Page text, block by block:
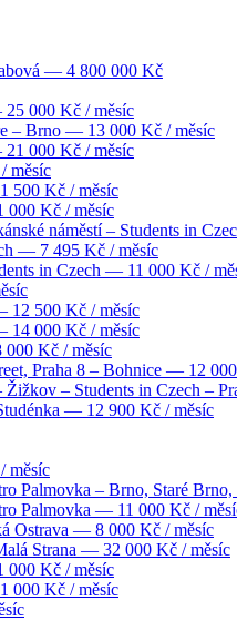
— 4 800 000 Kč
000 Kč / měsíc
– Brno — 13 000 Kč / měsíc
000 Kč / měsíc
měsíc
Kč / měsíc
Kč / měsíc
náměstí – Students in
— 7 495 Kč / měsíc
in Czech — 11 000 Kč /
12 500 Kč / měsíc
14 000 Kč / měsíc
Kč / měsíc
Praha 8 – Bohnice — 12 000
– Students in Czech –
— 12 900 Kč / měsíc
měsíc
Palmovka – Brno, Staré
Palmovka — 11 000 Kč /
Ostrava — 8 000 Kč / měsíc
Strana — 32 000 Kč / měsíc
Kč / měsíc
000 Kč / měsíc